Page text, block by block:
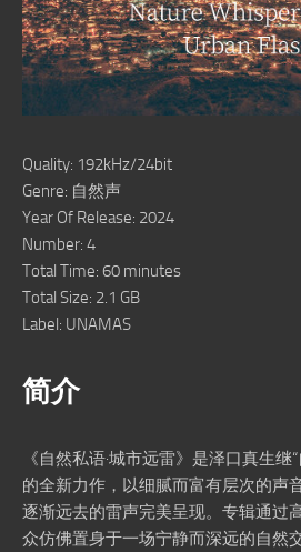
Quality: 192kHz/24bit
Genre: 自然声
Year Of Release: 2024
Number: 4
Total Time: 60 minutes
Total Size: 2.1 GB
Label: UNAMAS
简介
《自然私语·城市远雷》是泽口真生继
的全新力作，以细腻而富有层次的声
逐渐远去的雷声完美呈现。专辑通过
众仿佛置身于一场宁静而深远的自然